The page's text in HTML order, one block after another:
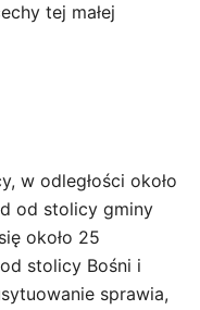
tej małej
w odległości około
od stolicy gminy
około 25
stolicy Bośni i
sprawia,